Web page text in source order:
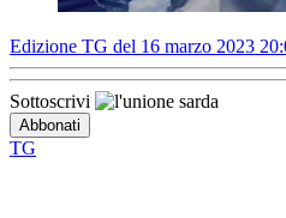
Edizione TG del 16 marzo 2023
Sottoscrivi
TG